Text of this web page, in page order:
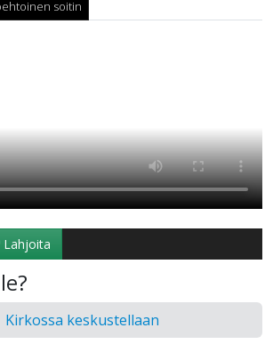
soitin
Lahjoita
Kirkossa keskustellaan